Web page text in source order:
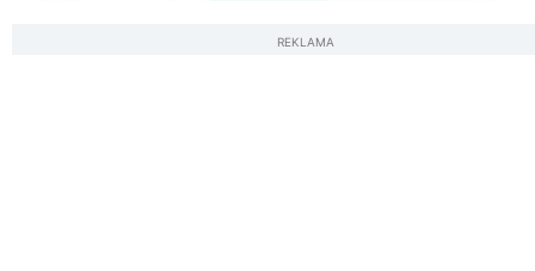
REKLAMA